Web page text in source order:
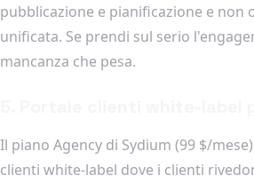
pubblicazione e pianificazione e non
unificata. Se prendi sul serio
mancanza che pesa.
Il piano Agency di Sydium (99 $/
clienti white-label dove i clienti